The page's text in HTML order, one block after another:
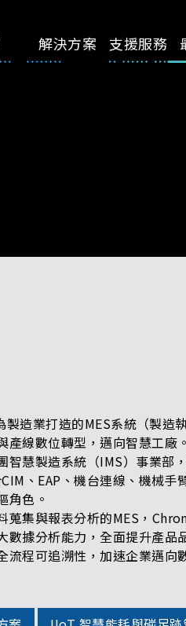
解決方案 支援服務
造業打造的MES系統（製造
產線數位轉型，邁向智慧工廠。
智慧製造系統（IMS）事業部
、EAP、機台連線、機械手
角色。
蒐集與報表分析的MES，
數據分析能力，全面提升產品
流程可追溯性，加速企業邁向